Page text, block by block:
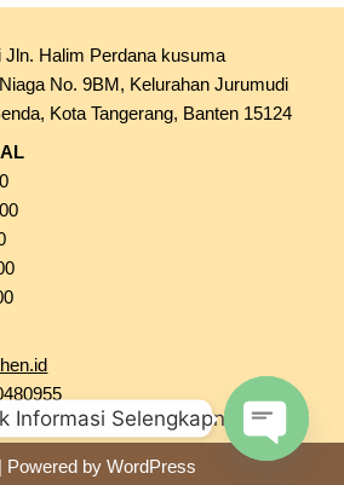
Jln. Halim Perdana kusuma
No. 9BM, Kelurahan Jurumudi
Kota Tangerang, Banten 15124
by WordPress
Informasi Selengkapnya